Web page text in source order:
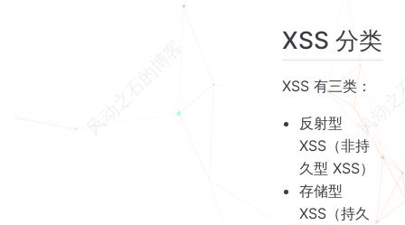
XSS 分类
XSS 有三类：
反射型
XSS（非持
久型 XSS）
存储型
XSS（持久